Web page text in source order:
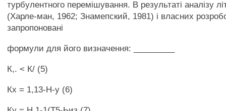
турбулентного перемішування. В результаті аналізу
(Харле-ман, 1962; Знамепский, 1981) і власних
запропоновані
формули для його визначення: _________
К,. < К/ (5)
Кх = 1,13-Н-у (6)